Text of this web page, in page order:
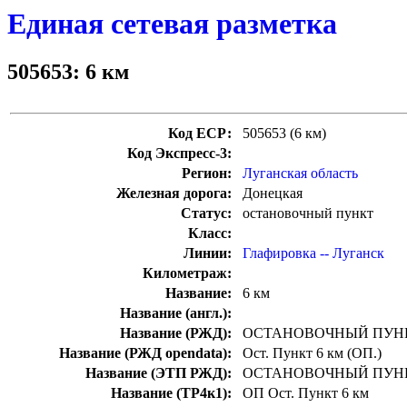
Единая сетевая разметка
505653: 6 км
Код ЕСР:
505653 (6 км)
Код Экспресс-3:
Регион:
Луганская область
Железная дорога:
Донецкая
Статус:
остановочный пункт
Класс:
Линии:
Глафировка -- Луганск
Километраж:
Название:
6 км
Название (англ.):
Название (РЖД):
ОСТАНОВОЧНЫЙ
Название (РЖД opendata):
Ост. Пункт 6 км (ОП.)
Название (ЭТП РЖД):
ОСТАНОВОЧНЫЙ
Название (ТР4к1):
ОП Ост. Пункт 6 км